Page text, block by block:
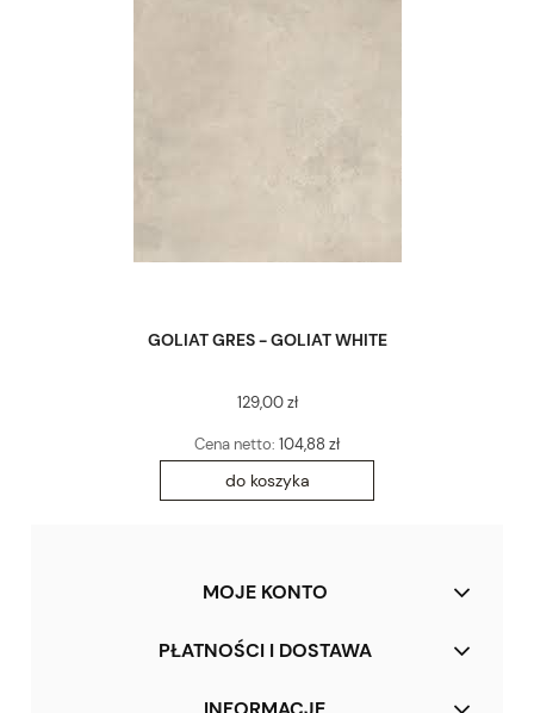
GOLIAT GRES - GOLIAT WHITE
129,00 zł
Cena netto: 104,88 zł
do koszyka
MOJE KONTO
PŁATNOŚCI I DOSTAWA